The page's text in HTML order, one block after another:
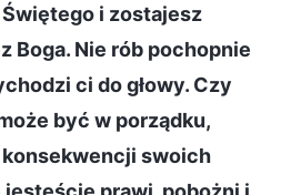
i zostajesz
Boga. Nie rób pochopnie
ci do głowy. Czy
być w porządku,
swoich